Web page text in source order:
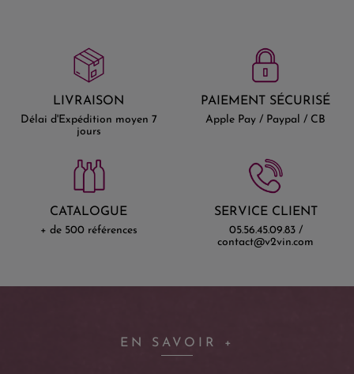
LIVRAISON
Délai d'Expédition moyen 7
jours
PAIEMENT SÉCURISÉ
Apple Pay / Paypal / CB
CATALOGUE
+ de 500 références
SERVICE CLIENT
05.56.45.09.83 /
contact@v2vin.com
EN SAVOIR +